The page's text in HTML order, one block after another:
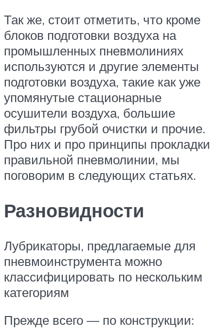
Так же, стоит отметить, что кроме
блоков подготовки воздуха на
промышленных пневмолиниях
используются и другие элементы
подготовки воздуха, такие как уже
упомянутые стационарные
осушители воздуха, большие
фильтры грубой очистки и прочие.
Про них и про принципы прокладки
правильной пневмолинии, мы
поговорим в следующих статьях.
Разновидности
Лубрикаторы, предлагаемые для
пневмоинструмента можно
классифицировать по нескольким
категориям
Прежде всего — по конструкции: